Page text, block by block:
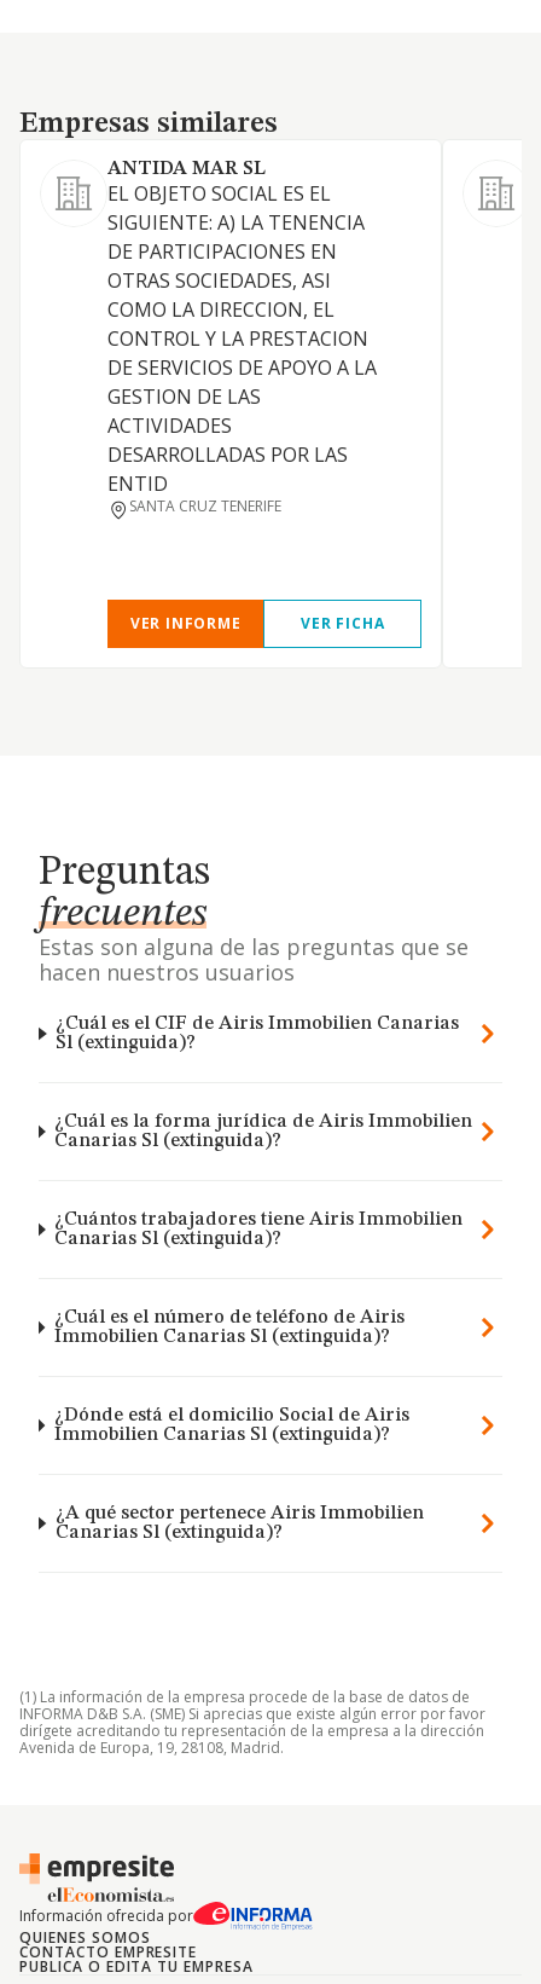
Empresas similares
Empresas similares
ANTIDA MAR SL
EL OBJETO SOCIAL ES EL
SIGUIENTE: A) LA TENENCIA
DE PARTICIPACIONES EN
OTRAS SOCIEDADES, ASI
COMO LA DIRECCION, EL
CONTROL Y LA PRESTACION
DE SERVICIOS DE APOYO A LA
GESTION DE LAS
ACTIVIDADES
DESARROLLADAS POR LAS
ENTID
SANTA CRUZ TENERIFE
VER INFORME VER FICHA
Preguntas
frecuentes
Estas son alguna de las preguntas que se
hacen nuestros usuarios
¿Cuál es el CIF de Airis Immobilien Canarias
Sl (extinguida)?
¿Cuál es la forma jurídica de Airis Immobilien
Canarias Sl (extinguida)?
¿Cuántos trabajadores tiene Airis Immobilien
Canarias Sl (extinguida)?
¿Cuál es el número de teléfono de Airis
Immobilien Canarias Sl (extinguida)?
¿Dónde está el domicilio Social de Airis
Immobilien Canarias Sl (extinguida)?
¿A qué sector pertenece Airis Immobilien
Canarias Sl (extinguida)?
(1) La información de la empresa procede de la base de datos de
INFORMA D&B S.A. (SME) Si aprecias que existe algún error por favor
dirígete acreditando tu representación de la empresa a la dirección
Avenida de Europa, 19, 28108, Madrid.
Información ofrecida por
QUIENES SOMOS
CONTACTO EMPRESITE
PUBLICA O EDITA TU EMPRESA